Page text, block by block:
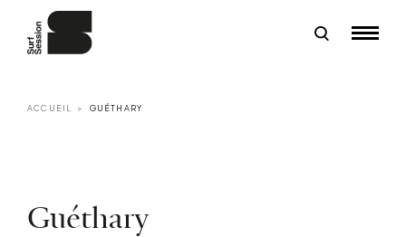
ACCUEIL GUÉTHARY
Guéthary